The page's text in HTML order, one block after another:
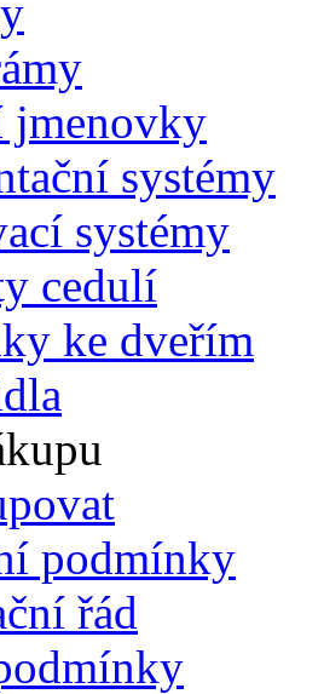
jmenovky
systémy
systémy
cedulí
ke dveřím
podmínky
řád